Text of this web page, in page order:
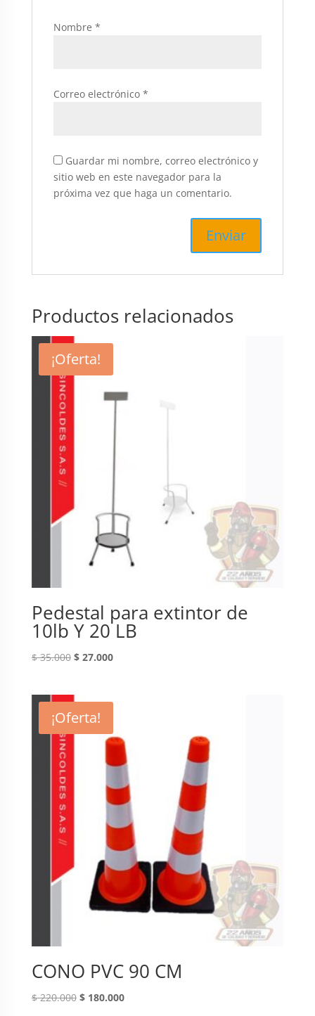
Nombre *
Correo electrónico *
Guardar mi nombre, correo electrónico y
sitio web en este navegador para la
próxima vez que haga un comentario.
Productos relacionados
¡Oferta!
Pedestal para extintor de
10lb Y 20 LB
$35.000 Original
$ 35.000.
$27.000Current
$ 27.000.
¡Oferta!
CONO PVC 90 CM
$220.000 Original
$180.000Current